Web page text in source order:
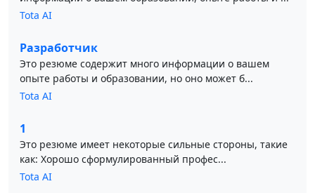
Tota AI
Разработчик
Это резюме содержит много информации о вашем
опыте работы и образовании, но оно может б...
Tota AI
1
Это резюме имеет некоторые сильные стороны, такие
как: Хорошо сформулированный профес...
Tota AI